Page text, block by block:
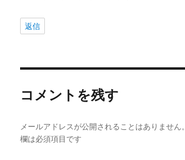
返信
コメントを残す
メールアドレスが公開されることはありません。
欄は必須項目です